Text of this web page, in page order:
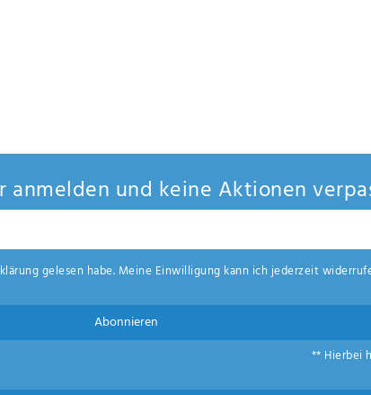
anmelden und keine Aktionen
gelesen habe. Meine Einwilligung kann ich jederzeit
Abonnieren
** Hierbei